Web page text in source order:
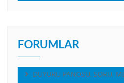
FORUMLAR
DUYURU PANOSU, SORU,